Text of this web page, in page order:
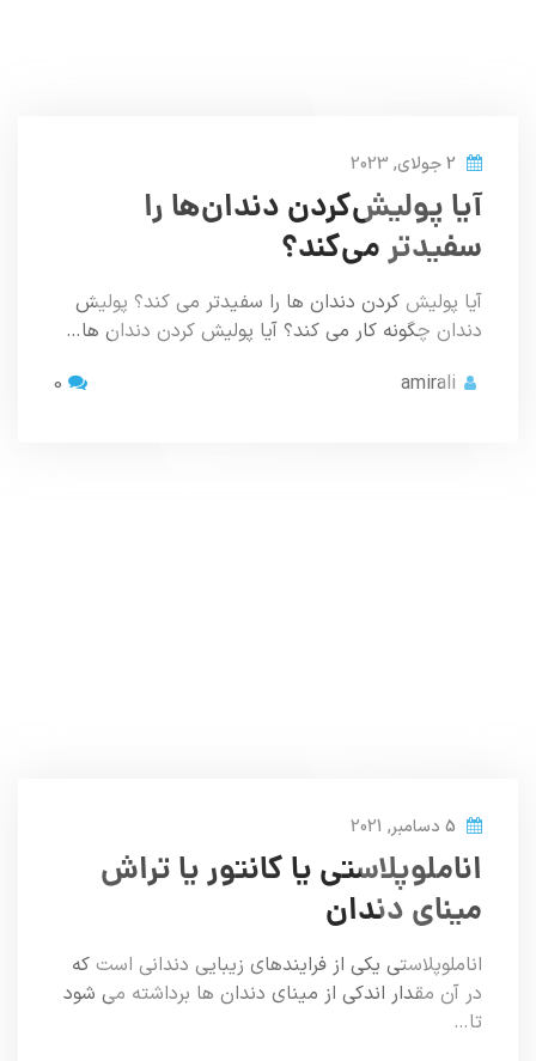
آیا پولیش‌کردن دندان‌ها را
سفیدتر می‌کند؟
آیا پولیش کردن دندان ها را سفیدتر می کند؟ پولیش
دندان چگونه کار می کند؟ آیا پولیش کردن دندان ها…
amirali
اناملوپلاستی یا کانتور یا تراش
مینای دندان
اناملوپلاستی یکی از فرایندهای زیبایی دندانی است که
در آن مقدار اندکی از مینای دندان ها برداشته می شود
تا…